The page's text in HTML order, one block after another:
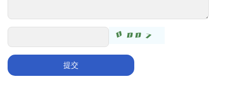
提交